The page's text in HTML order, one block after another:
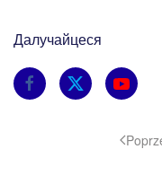
Далучайцеся